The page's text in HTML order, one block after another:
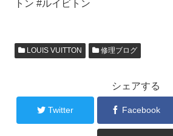
トン #ルイビトン
LOUIS VUITTON 修理ブログ
シェアする
Twitter Facebook